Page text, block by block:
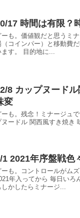
17 時間は有限？
ーも。価値観だと思うミ
（コインパー）と移動費
ます。 目的地に...
8 カップヌード
変
ーも。残念！ミナージュ
ヌードル 関西風すき焼き
1 2021年序盤戦色
ーも。コントロールがム
年入ってから 毎日いろ
しかしたらミナージ...